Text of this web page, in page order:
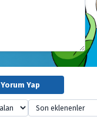
Yorum Yap